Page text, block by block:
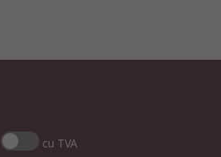
cu TVA